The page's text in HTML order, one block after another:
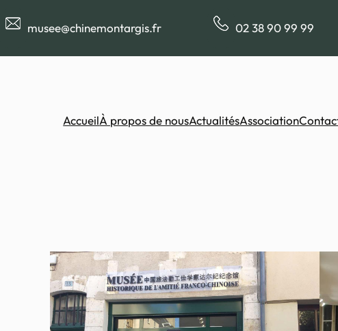
musee@chinemontargis.fr 02 38 90 99 99
AccueilÀ propos de nousActualitésAssociation